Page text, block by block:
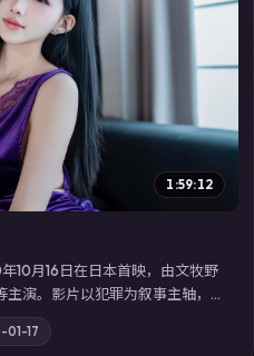
1:59:12
10月16日在日本首映，由文牧野
演。影片以犯罪为叙事主轴，
打破；摄影与配乐强化地域气
高清电视剧在线看」延展检索
01-17